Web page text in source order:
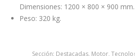
Dimensiones: 1200 × 800 × 900 mm.
Peso: 320 kg.
Sección: Destacadas, Motor,